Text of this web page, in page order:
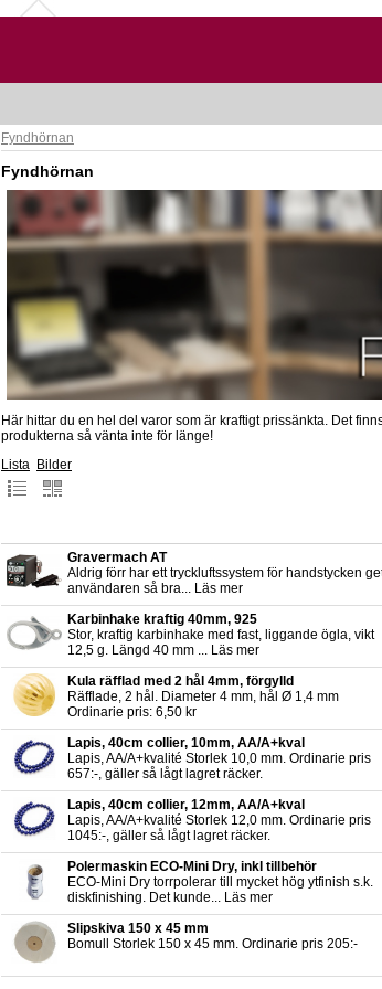
Fyndhörnan
Fyndhörnan
Här hittar du en hel del varor som är kraftigt prissänkta. Det
produkterna så vänta inte för länge!
Lista Bilder
Gravermach AT
Aldrig förr har ett tryckluftssystem för handstycken
användaren så bra... Läs mer
Karbinhake kraftig 40mm, 925
Stor, kraftig karbinhake med fast, liggande ögla, vikt
12,5 g. Längd 40 mm ... Läs mer
Kula räfflad med 2 hål 4mm, förgylld
Räfflade, 2 hål. Diameter 4 mm, hål Ø 1,4 mm
Ordinarie pris: 6,50 kr
Lapis, 40cm collier, 10mm, AA/A+kval
Lapis, AA/A+kvalité Storlek 10,0 mm. Ordinarie pris
657:-, gäller så lågt lagret räcker.
Lapis, 40cm collier, 12mm, AA/A+kval
Lapis, AA/A+kvalité Storlek 12,0 mm. Ordinarie pris
1045:-, gäller så lågt lagret räcker.
Polermaskin ECO-Mini Dry, inkl tillbehör
ECO-Mini Dry torrpolerar till mycket hög ytfinish s.k.
diskfinishing. Det kunde... Läs mer
Slipskiva 150 x 45 mm
Bomull Storlek 150 x 45 mm. Ordinarie pris 205:-